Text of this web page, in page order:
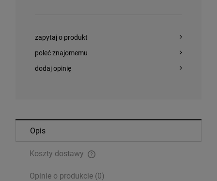
zapytaj o produkt
poleć znajomemu
dodaj opinię
Opis
Koszty dostawy
Opinie o produkcie (0)